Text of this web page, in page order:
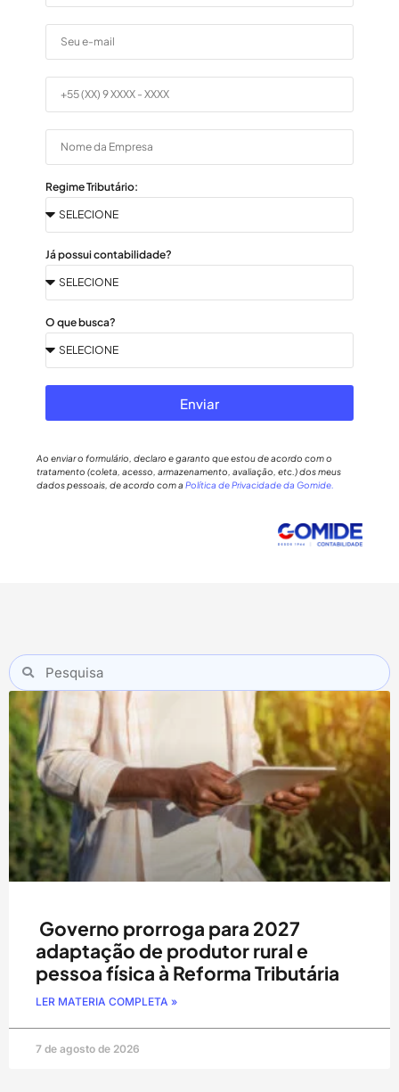
Regime Tributário:
Já possui contabilidade?
O que busca?
Enviar
Ao enviar o formulário, declaro e garanto que estou de acordo com o
tratamento (coleta, acesso, armazenamento, avaliação, etc.) dos meus
dados pessoais, de acordo com a Política de Privacidade da Gomide.
Governo prorroga para 2027
adaptação de produtor rural e
pessoa física à Reforma Tributária
LER MATERIA COMPLETA »
7 de agosto de 2026